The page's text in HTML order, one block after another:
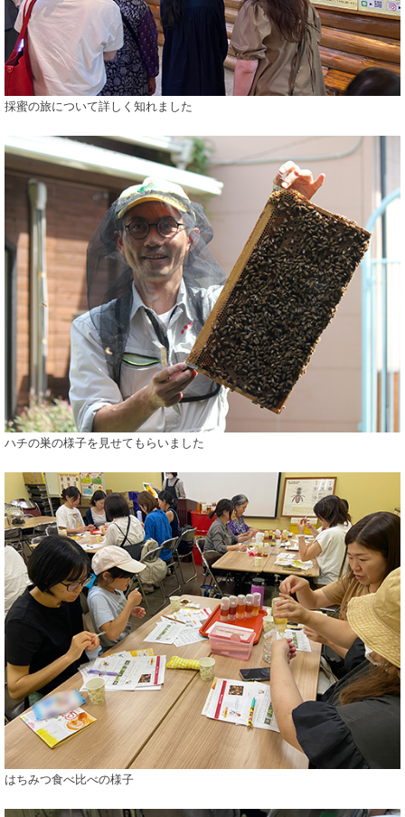
採蜜の旅について詳しく知れました
ハチの巣の様子を見せてもらいました
はちみつ食べ比べの様子